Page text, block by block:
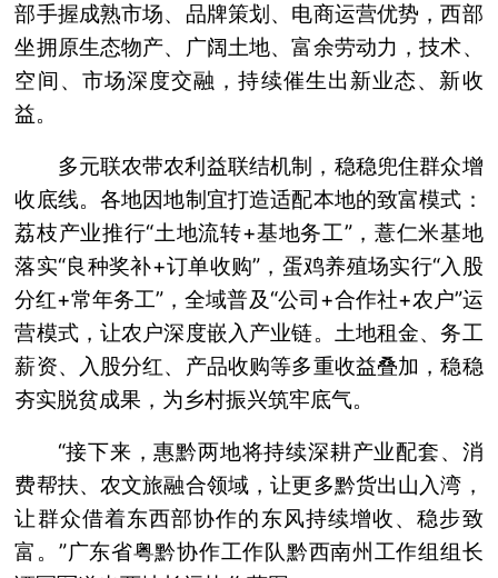
部手握成熟市场、品牌策划、电商运营优势，西部
坐拥原生态物产、广阔土地、富余劳动力，技术、
空间、市场深度交融，持续催生出新业态、新收
益。
多元联农带农利益联结机制，稳稳兜住群众增
收底线。各地因地制宜打造适配本地的致富模式：
荔枝产业推行“土地流转+基地务工”，薏仁米基地
落实“良种奖补+订单收购”，蛋鸡养殖场实行“入股
分红+常年务工”，全域普及“公司+合作社+农户”运
营模式，让农户深度嵌入产业链。土地租金、务工
薪资、入股分红、产品收购等多重收益叠加，稳稳
夯实脱贫成果，为乡村振兴筑牢底气。
“接下来，惠黔两地将持续深耕产业配套、消
费帮扶、农文旅融合领域，让更多黔货出山入湾，
让群众借着东西部协作的东风持续增收、稳步致
富。”广东省粤黔协作工作队黔西南州工作组组长